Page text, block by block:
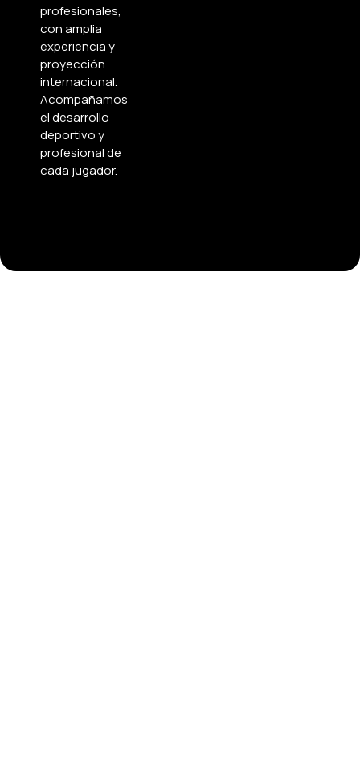
profesionales,
con amplia
experiencia y
proyección
internacional.
Acompañamos
el desarrollo
deportivo y
profesional de
cada jugador.